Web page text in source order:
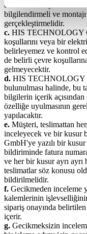
edilen hata veya iddia
bilgilendirmeli ve montajı
gerçekleştirmelidir.
c. HIS TECHNOLOGY
koşullarını veya bir
belirleyemez ve kontrol
de belirli çevre
gelmeyecektir.
d. HIS TECHNOLOGY
bulunulması halinde, bu
bilgilerin içerik
özelliğe uyulmasının
yapılacaktır.
e. Müşteri, teslimattan
inceleyecek ve bir
GmbH'ye yazılı bir
bildiriminde fatura
ve her bir kusur ayrı
teslimatlar söz konusu
bildirilmelidir.
f. Gecikmeden inceleme
kalemlerinin
sipariş onayında
içerir.
g. Gecikmeksizin